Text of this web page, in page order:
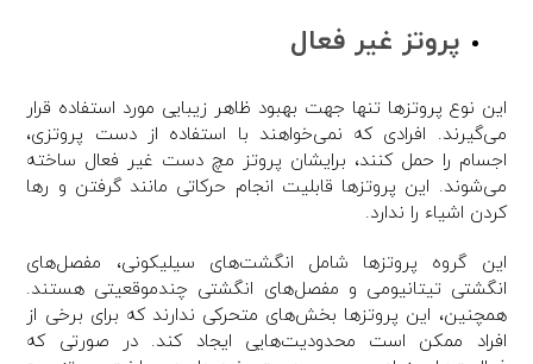
پروتز غیر فعال
این نوع پروتزها تنها جهت بهبود ظاهر زیبایی مورد استفاده قرار
می‌گیرند. افرادی که نمی‌خواهند با استفاده از دست پروتزی،
اجسام را حمل کنند، برایشان پروتز مچ دست غیر فعال ساخته
می‌شوند. این پروتزها قابلیت انجام حرکاتی مانند گرفتن و رها
کردن اشیاء را ندارد.
این گروه پروتزها شامل انگشت‌های سیلیکونی، مفصل‌های
انگشتی تیتانیومی و مفصل‌های انگشتی چندموقعیتی هستند.
همچنین، این پروتزها بخش‌های متحرکی ندارند که برای برخی از
افراد ممکن است محدودیت‌هایی ایجاد کند. در صورتی که